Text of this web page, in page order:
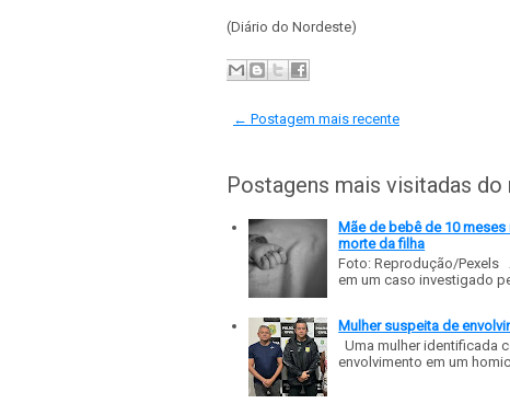
(Diário do Nordeste)
← Postagem mais recente
Postagens mais visitadas do
Mãe de bebê de 10
morte da filha
Foto: Reprodução/Pexels
em um caso investigado
Mulher suspeita de
Uma mulher identificada
envolvimento em um